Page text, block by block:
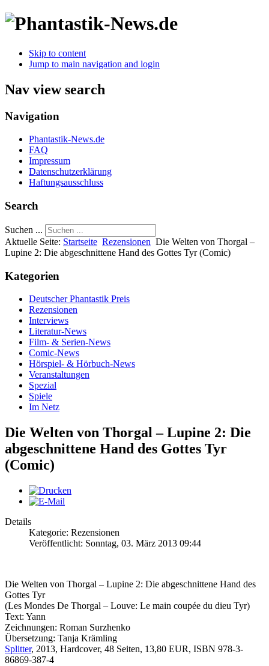
Skip to content
Jump to main navigation and login
Nav view search
Navigation
Phantastik-News.de
FAQ
Impressum
Datenschutzerklärung
Haftungsausschluss
Search
Suchen ...
Aktuelle Seite: Startseite Rezensionen Die Welten von Thorgal –
Lupine 2: Die abgeschnittene Hand des Gottes Tyr (Comic)
Kategorien
Deutscher Phantastik Preis
Rezensionen
Interviews
Literatur-News
Film- & Serien-News
Comic-News
Hörspiel- & Hörbuch-News
Veranstaltungen
Spezial
Spiele
Im Netz
Die Welten von Thorgal – Lupine 2: Die
abgeschnittene Hand des Gottes Tyr
(Comic)
Details
Kategorie: Rezensionen
Veröffentlicht: Sonntag, 03. März 2013 09:44
Die Welten von Thorgal – Lupine 2: Die abgeschnittene Hand des
Gottes Tyr
(Les Mondes De Thorgal – Louve: Le main coupée du dieu Tyr)
Text: Yann
Zeichnungen: Roman Surzhenko
Übersetzung: Tanja Krämling
Splitter, 2013, Hardcover, 48 Seiten, 13,80 EUR, ISBN 978-3-
86869-387-4